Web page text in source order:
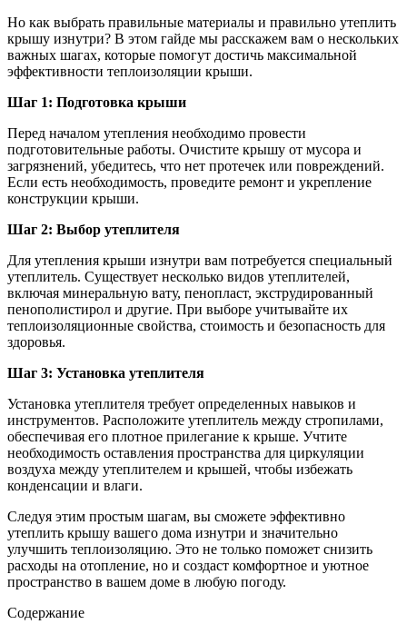
Но как выбрать правильные материалы и правильно утеплить
крышу изнутри? В этом гайде мы расскажем вам о нескольких
важных шагах, которые помогут достичь максимальной
эффективности теплоизоляции крыши.
Шаг 1: Подготовка крыши
Перед началом утепления необходимо провести
подготовительные работы. Очистите крышу от мусора и
загрязнений, убедитесь, что нет протечек или повреждений.
Если есть необходимость, проведите ремонт и укрепление
конструкции крыши.
Шаг 2: Выбор утеплителя
Для утепления крыши изнутри вам потребуется специальный
утеплитель. Существует несколько видов утеплителей,
включая минеральную вату, пенопласт, экструдированный
пенополистирол и другие. При выборе учитывайте их
теплоизоляционные свойства, стоимость и безопасность для
здоровья.
Шаг 3: Установка утеплителя
Установка утеплителя требует определенных навыков и
инструментов. Расположите утеплитель между стропилами,
обеспечивая его плотное прилегание к крыше. Учтите
необходимость оставления пространства для циркуляции
воздуха между утеплителем и крышей, чтобы избежать
конденсации и влаги.
Следуя этим простым шагам, вы сможете эффективно
утеплить крышу вашего дома изнутри и значительно
улучшить теплоизоляцию. Это не только поможет снизить
расходы на отопление, но и создаст комфортное и уютное
пространство в вашем доме в любую погоду.
Содержание